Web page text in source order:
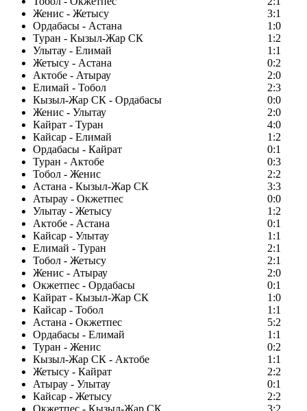
Женис - Жетысу
3:1
Ордабасы - Астана
1:0
Туран - Кызыл-Жар СК
1:2
Улытау - Елимай
1:1
Жетысу - Астана
0:2
Актобе - Атырау
2:0
Елимай - Тобол
2:3
Кызыл-Жар СК - Ордабасы
0:0
Женис - Улытау
2:0
Кайрат - Туран
4:0
Кайсар - Елимай
1:2
Ордабасы - Кайрат
0:1
Туран - Актобе
0:3
Тобол - Женис
2:2
Астана - Кызыл-Жар СК
3:3
Атырау - Окжетпес
0:0
Улытау - Жетысу
1:2
Актобе - Астана
0:1
Кайсар - Улытау
1:1
Елимай - Туран
2:1
Тобол - Жетысу
2:1
Женис - Атырау
2:0
Окжетпес - Ордабасы
0:1
Кайрат - Кызыл-Жар СК
1:0
Кайсар - Тобол
1:1
Астана - Окжетпес
5:2
Ордабасы - Елимай
1:1
Туран - Женис
0:2
Кызыл-Жар СК - Актобе
1:1
Жетысу - Кайрат
2:2
Атырау - Улытау
0:1
Кайсар - Жетысу
2:2